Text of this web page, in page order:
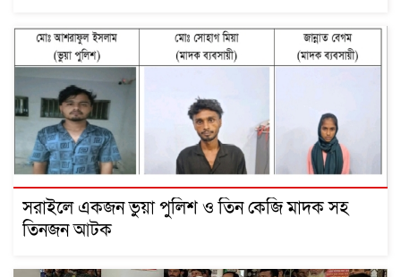
সরাইলে একজন ভুয়া পুলিশ ও তিন কেজি মাদক সহ
তিনজন আটক